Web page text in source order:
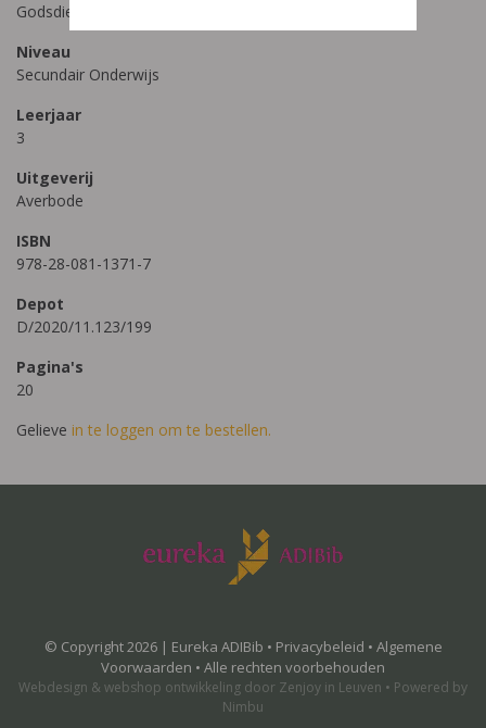
Godsdienst
Niveau
Secundair Onderwijs
Leerjaar
3
Uitgeverij
Averbode
ISBN
978-28-081-1371-7
Depot
D/2020/11.123/199
Pagina's
20
Gelieve in te loggen om te bestellen.
© Copyright 2026 | Eureka ADIBib • Privacybeleid • Algemene
Voorwaarden • Alle rechten voorbehouden
Webdesign & webshop ontwikkeling door Zenjoy in Leuven • Powered by
Nimbu